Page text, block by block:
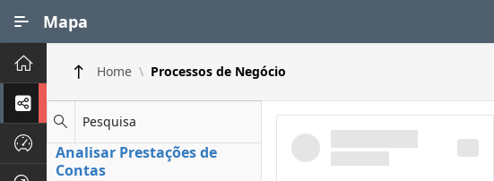
Mapa
Processos de Negócios
Dados INPI
Home Processos de Negócio
Pesquisa
Analisar Prestações de
Contas